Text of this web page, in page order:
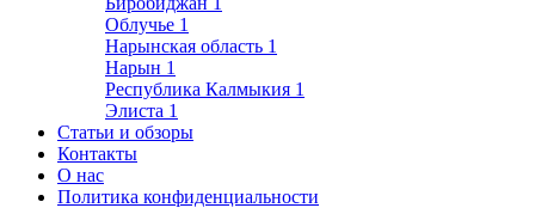
Облучье 1
Нарынская область 1
Нарын 1
Республика Калмыкия 1
Элиста 1
Статьи и обзоры
Контакты
О нас
Политика конфиденциальности